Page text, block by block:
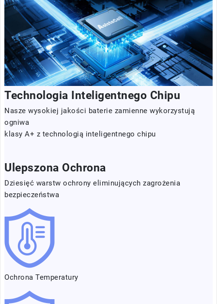
Technologia Inteligentnego Chipu
Nasze wysokiej jakości baterie zamienne wykorzystują
ogniwa
klasy A+ z technologią inteligentnego chipu
Ulepszona Ochrona
Dziesięć warstw ochrony eliminujących zagrożenia
bezpieczeństwa
Ochrona Temperatury